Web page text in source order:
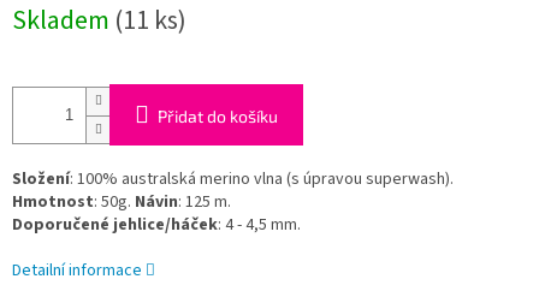
cena:
Skladem (11 ks)
Přidat do košíku
Složení: 100% australská merino vlna (s úpravou superwash).
Hmotnost: 50g. Návin: 125 m.
Doporučené jehlice/háček: 4 - 4,5 mm.
Detailní informace